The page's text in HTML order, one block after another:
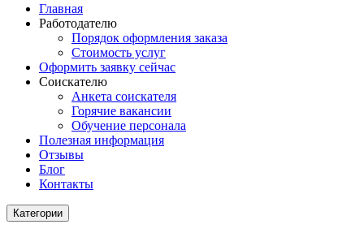
Главная
Работодателю
Порядок оформления заказа
Стоимость услуг
Оформить заявку сейчас
Соискателю
Анкета соискателя
Горячие вакансии
Обучение персонала
Полезная информация
Отзывы
Блог
Контакты
Категории